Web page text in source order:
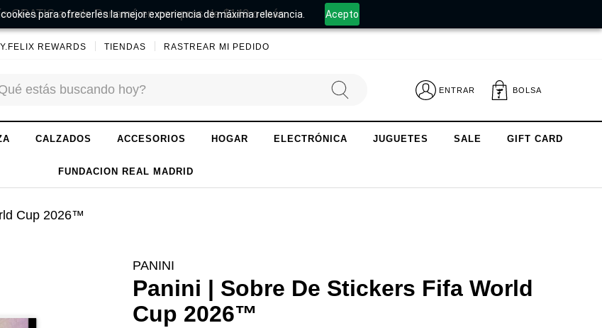
para ofrecerles la mejor experiencia de máxima relevancia. Acepto
GRATIS a todo Panamá en compras de $149 o más.
REWARDS TIENDAS RASTREAR MI PEDIDO
ENTRAR BOLSA
CALZADOS ACCESORIOS HOGAR ELECTRÓNICA JUGUETES SALE GIFT CARD
FUNDACION REAL MADRID
Cup 2026™
PANINI
Panini | Sobre De Stickers Fifa World
Cup 2026™